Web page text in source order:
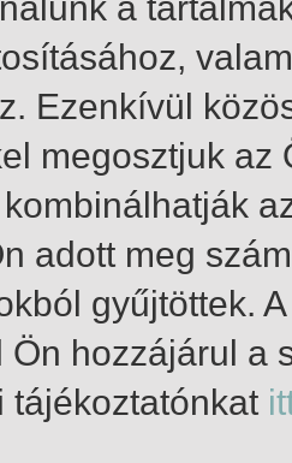
Ezenkívül
megosztjuk
adott meg
gyűjtöttek.
Ön hozzájárul a
tájékoztatónkat